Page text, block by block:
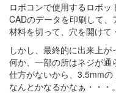
ロボコンで使用するロボッ
CADのデータを印刷して、
材料を切って、穴を開けて
しかし、最終的に出来上が
何か、一部の所はネジが通
仕方がないから、3.5mmの
なんとかなるかなぁ・・・。